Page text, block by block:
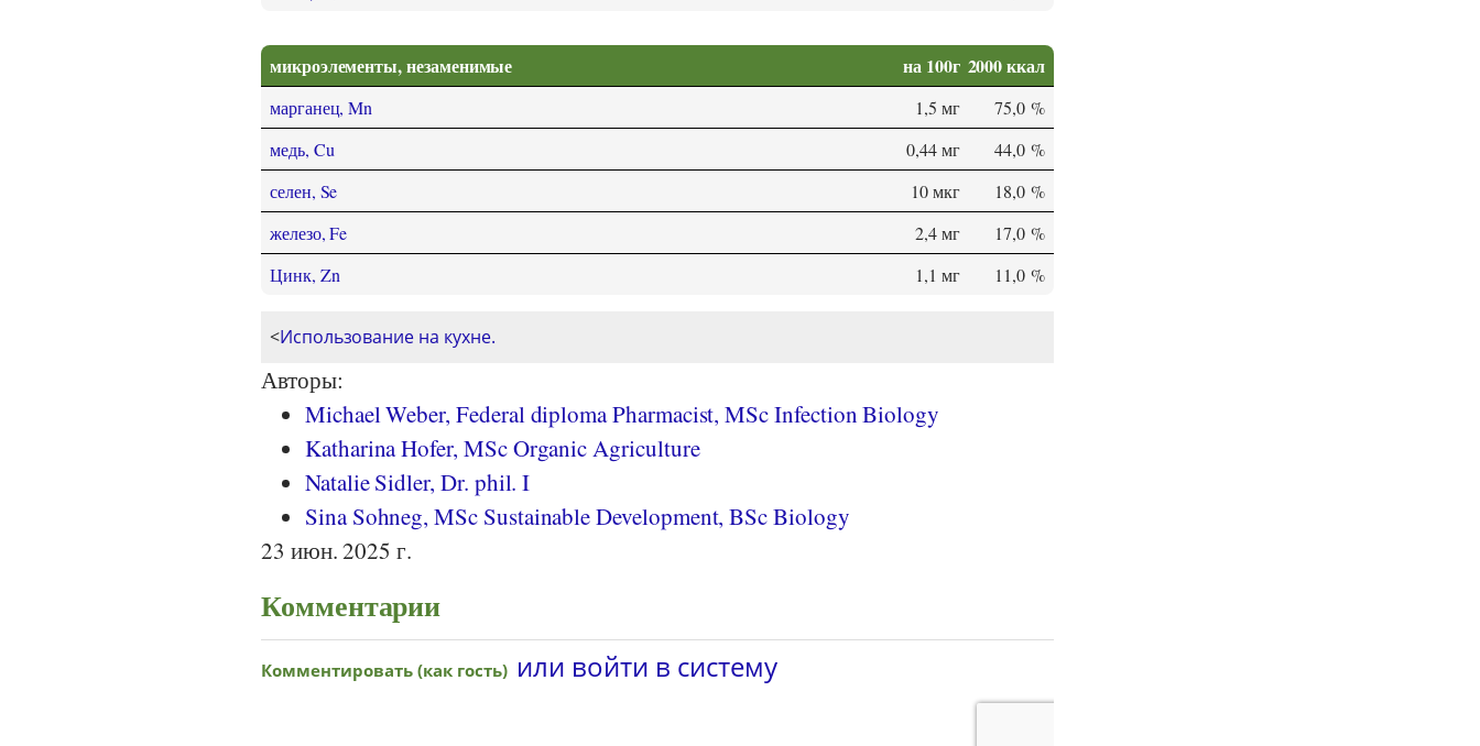
микроэлементы, незаменимые на 100г 2000 ккал
марганец, Mn 1,5 мг
75,0 %
медь, Cu
0,44 мг
44,0 %
селен, Se
10 мкг
18,0 %
железо, Fe
2,4 мг
17,0 %
Цинк, Zn
1,1 мг 11,0 %
<Использование на кухне.
Авторы:
Michael Weber, Federal diploma Pharmacist, MSc Infection Biology
Katharina Hofer, MSc Organic Agriculture
Natalie Sidler, Dr. phil. I
Sina Sohneg, MSc Sustainable Development, BSc Biology
23 июн. 2025 г.
Комментарии